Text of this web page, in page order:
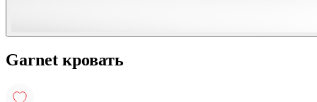
Garnet кровать